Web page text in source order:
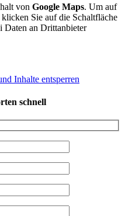
von Google Maps. Um auf
Sie auf die Schaltfläche
Daten an Drittanbieter
Inhalte entsperren
schnell